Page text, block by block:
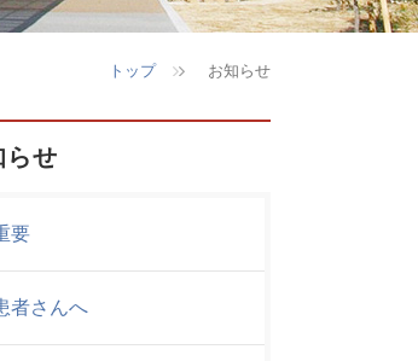
トップ お知らせ
らせ
要
者さんへ